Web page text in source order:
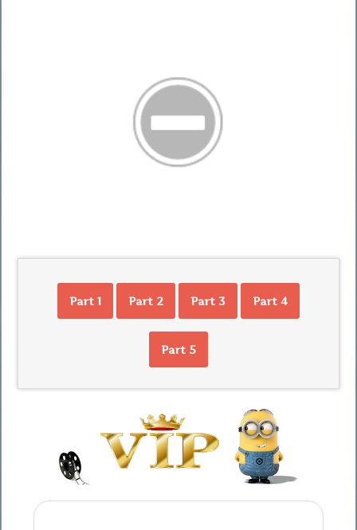
Part 1 Part 2 Part 3 Part 4
Part 5